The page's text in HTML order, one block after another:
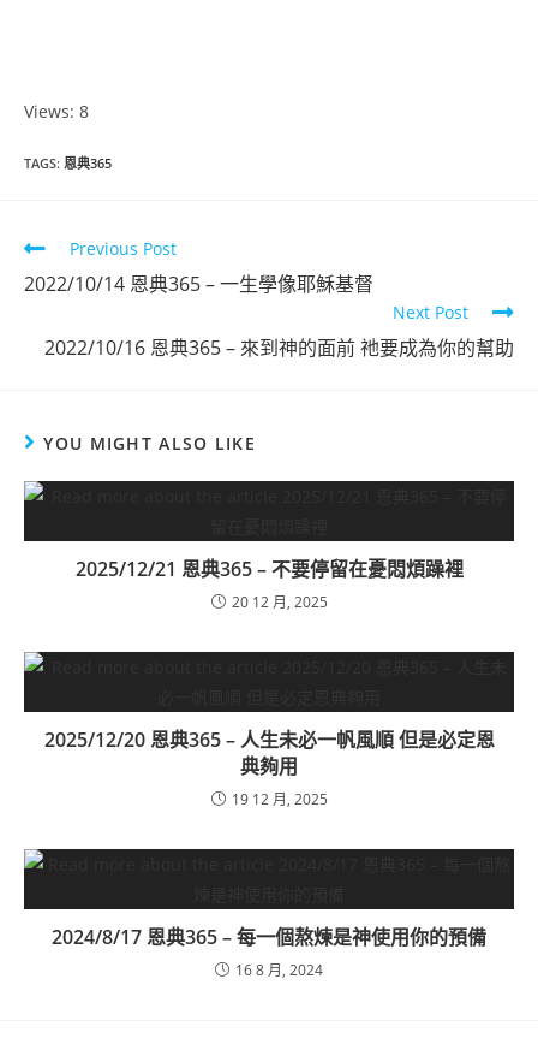
Views: 8
TAGS: 恩典365
Previous Post
2022/10/14 恩典365 – 一生學像耶穌基督
Next Post
2022/10/16 恩典365 – 來到神的面前 祂要成為你的幫助
YOU MIGHT ALSO LIKE
2025/12/21 恩典365 – 不要停留在憂悶煩躁裡
20 12 月, 2025
2025/12/20 恩典365 – 人生未必一帆風順 但是必定恩
典夠用
19 12 月, 2025
2024/8/17 恩典365 – 每一個熬煉是神使用你的預備
16 8 月, 2024